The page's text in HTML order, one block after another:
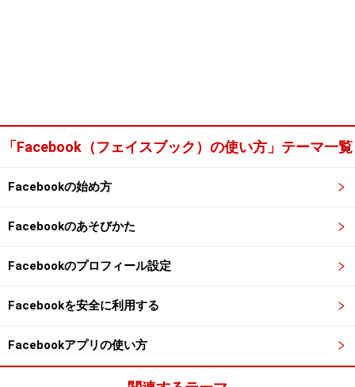
「Facebook（フェイスブック）の使い方」テーマ一覧
Facebookの始め方
Facebookのあそびかた
Facebookのプロフィール設定
Facebookを安全に利用する
Facebookアプリの使い方